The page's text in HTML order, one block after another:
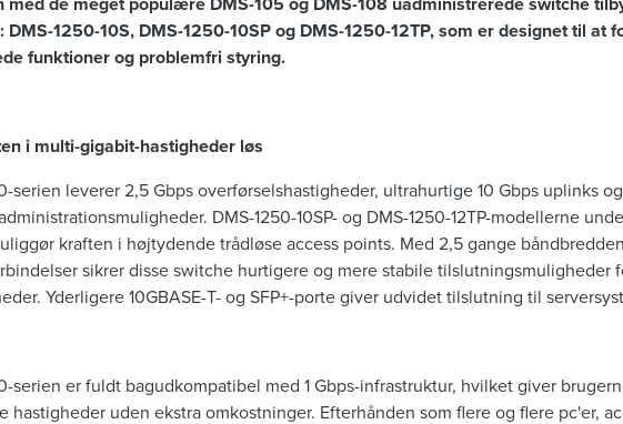
med de meget populære DMS-105 og DMS-108 uadministrerede switche
DMS-1250-10S, DMS-1250-10SP og DMS-1250-12TP, som er designet til at
funktioner og problemfri styring.
i multi-gigabit-hastigheder løs
serien leverer 2,5 Gbps overførselshastigheder, ultrahurtige 10 Gbps uplinks
DMS-1250-10SP- og DMS-1250-12TP-modellerne
kraften i højtydende trådløse access points. Med 2,5 gange
sikrer disse switche hurtigere og mere stabile tilslutningsmuligheder
Yderligere 10GBASE-T- og SFP+-porte giver udvidet tilslutning til
serien er fuldt bagudkompatibel med 1 Gbps-infrastruktur, hvilket giver
hastigheder uden ekstra omkostninger. Efterhånden som flere og flere pc'er,